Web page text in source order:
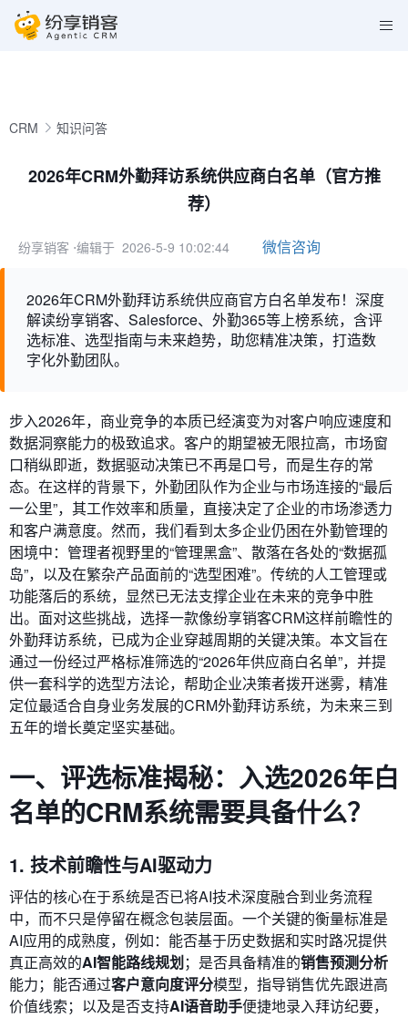
CRM 知识问答
2026年CRM外勤拜访系统供应商白名单（官方推
荐）
纷享销客 ⋅编辑于 2026-5-9 10:02:44 微信咨询
2026年CRM外勤拜访系统供应商官方白名单发布！深度
解读纷享销客、Salesforce、外勤365等上榜系统，含评
选标准、选型指南与未来趋势，助您精准决策，打造数
字化外勤团队。
步入2026年，商业竞争的本质已经演变为对客户响应速度和
数据洞察能力的极致追求。客户的期望被无限拉高，市场窗
口稍纵即逝，数据驱动决策已不再是口号，而是生存的常
态。在这样的背景下，外勤团队作为企业与市场连接的“最后
一公里”，其工作效率和质量，直接决定了企业的市场渗透力
和客户满意度。然而，我们看到太多企业仍困在外勤管理的
困境中：管理者视野里的“管理黑盒”、散落在各处的“数据孤
岛”，以及在繁杂产品面前的“选型困难”。传统的人工管理或
功能落后的系统，显然已无法支撑企业在未来的竞争中胜
出。面对这些挑战，选择一款像纷享销客CRM这样前瞻性的
外勤拜访系统，已成为企业穿越周期的关键决策。本文旨在
通过一份经过严格标准筛选的“2026年供应商白名单”，并提
供一套科学的选型方法论，帮助企业决策者拨开迷雾，精准
定位最适合自身业务发展的CRM外勤拜访系统，为未来三到
五年的增长奠定坚实基础。
一、评选标准揭秘：入选2026年白
名单的CRM系统需要具备什么？
1. 技术前瞻性与AI驱动力
评估的核心在于系统是否已将AI技术深度融合到业务流程
中，而不只是停留在概念包装层面。一个关键的衡量标准是
AI应用的成熟度，例如：能否基于历史数据和实时路况提供
真正高效的AI智能路线规划；是否具备精准的销售预测分析
能力；能否通过客户意向度评分模型，指导销售优先跟进高
价值线索；以及是否支持AI语音助手便捷地录入拜访纪要，